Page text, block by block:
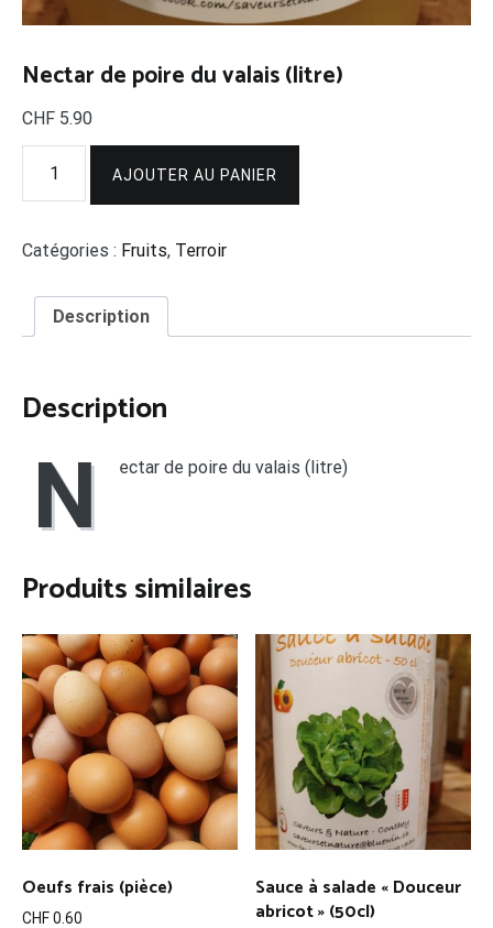
Nectar de poire du valais (litre)
CHF 5.90
Nectar
poire
du
(litre)
AJOUTER AU PANIER
Catégories : Fruits, Terroir
Description
Description
N ectar de poire du valais (litre)
Produits similaires
Oeufs frais (pièce)
CHF0.60
Sauce à salade « Douceur
abricot » (50cl)